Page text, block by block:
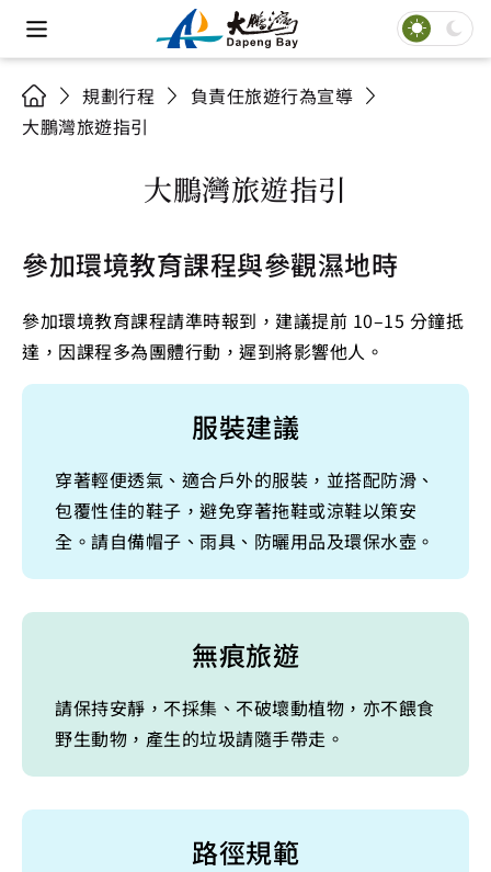
規劃行程
負責任旅遊行為宣導
大鵬灣旅遊指引
大鵬灣旅遊指引
參加環境教育課程與參觀濕地時
參加環境教育課程請準時報到，建議提前 10–15 分鐘抵
達，因課程多為團體行動，遲到將影響他人。
服裝建議
穿著輕便透氣、適合戶外的服裝，並搭配防滑、
包覆性佳的鞋子，避免穿著拖鞋或涼鞋以策安
全。請自備帽子、雨具、防曬用品及環保水壺。
無痕旅遊
請保持安靜，不採集、不破壞動植物，亦不餵食
野生動物，產生的垃圾請隨手帶走。
路徑規範